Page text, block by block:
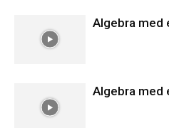
Algebra med
Algebra med